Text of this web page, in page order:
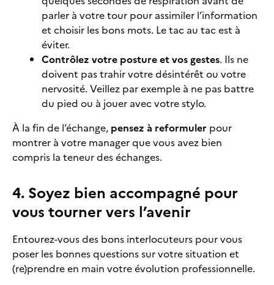
parler à votre tour pour assimiler l’information
et choisir les bons mots. Le tac au tac est à
éviter.
Contrôlez votre posture et vos gestes. Ils ne
doivent pas trahir votre désintérêt ou votre
nervosité. Veillez par exemple à ne pas battre
du pied ou à jouer avec votre stylo.
À la fin de l’échange, pensez à reformuler pour
montrer à votre manager que vous avez bien
compris la teneur des échanges.
4. Soyez bien accompagné pour
vous tourner vers l’avenir
Entourez-vous des bons interlocuteurs pour vous
poser les bonnes questions sur votre situation et
(re)prendre en main votre évolution professionnelle.